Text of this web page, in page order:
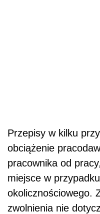
Przepisy w kilku
obciążenie
pracownika od
miejsce w
okolicznościowego.
zwolnienia nie